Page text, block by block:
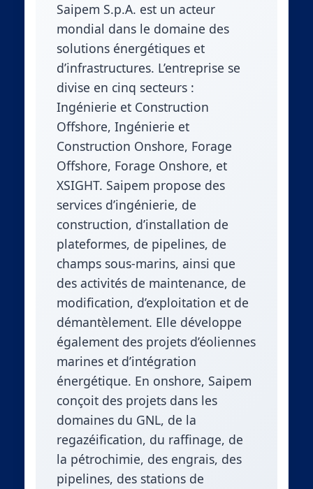
Saipem S.p.A. est un acteur
mondial dans le domaine des
solutions énergétiques et
d’infrastructures. L’entreprise se
divise en cinq secteurs :
Ingénierie et Construction
Offshore, Ingénierie et
Construction Onshore, Forage
Offshore, Forage Onshore, et
XSIGHT. Saipem propose des
services d’ingénierie, de
construction, d’installation de
plateformes, de pipelines, de
champs sous-marins, ainsi que
des activités de maintenance, de
modification, d’exploitation et de
démantèlement. Elle développe
également des projets d’éoliennes
marines et d’intégration
énergétique. En onshore, Saipem
conçoit des projets dans les
domaines du GNL, de la
regazéification, du raffinage, de
la pétrochimie, des engrais, des
pipelines, des stations de